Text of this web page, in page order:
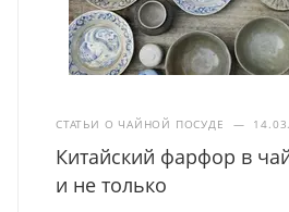
СТАТЬИ О ЧАЙНОЙ ПОСУДЕ —
Китайский фарфор в
и не только